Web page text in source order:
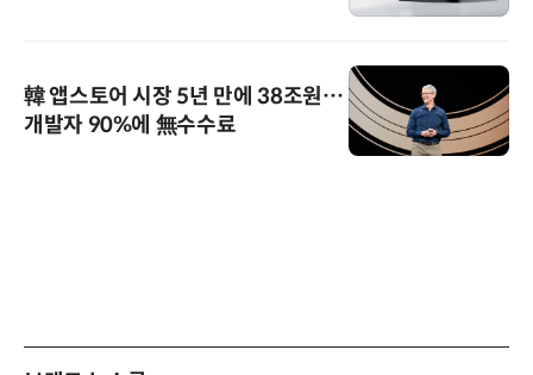
韓 앱스토어 시장 5년 만에 38조원…
개발자 90%에 無수수료